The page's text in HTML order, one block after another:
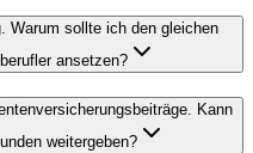
Warum sollte ich den gleichen
ansetzen?
Kann
weitergeben?